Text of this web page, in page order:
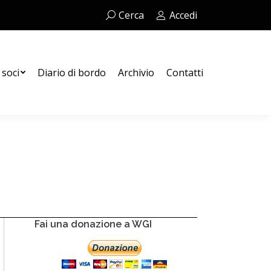
Cerca:Cerca Accedi
Diario di bordo Archivio Contatti
Fai una donazione a WGI
Contatti